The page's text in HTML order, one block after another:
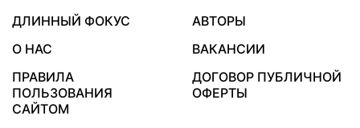
ДЛИННЫЙ ФОКУС
АВТОРЫ
О НАС
ВАКАНСИИ
ПРАВИЛА
ПОЛЬЗОВАНИЯ
САЙТОМ
ДОГОВОР ПУБЛИЧНОЙ
ОФЕРТЫ